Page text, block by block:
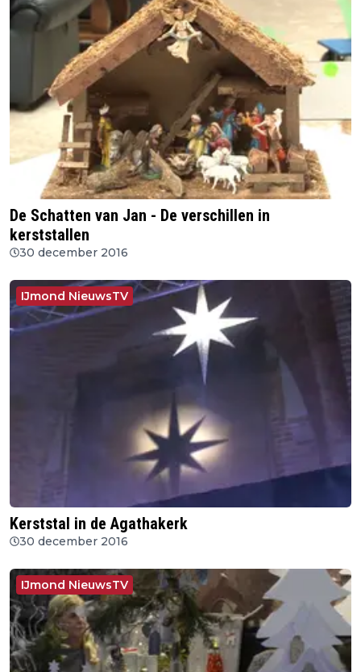
De Schatten van Jan - De verschillen in
kerststallen
30 december 2016
IJmond NieuwsTV
Kerststal in de Agathakerk
30 december 2016
IJmond NieuwsTV